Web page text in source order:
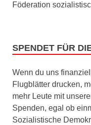
Föderation
SPENDET FÜR
Wenn du uns
Flugblätter drucken,
mehr Leute mit
Spenden, egal ob
Sozialistische